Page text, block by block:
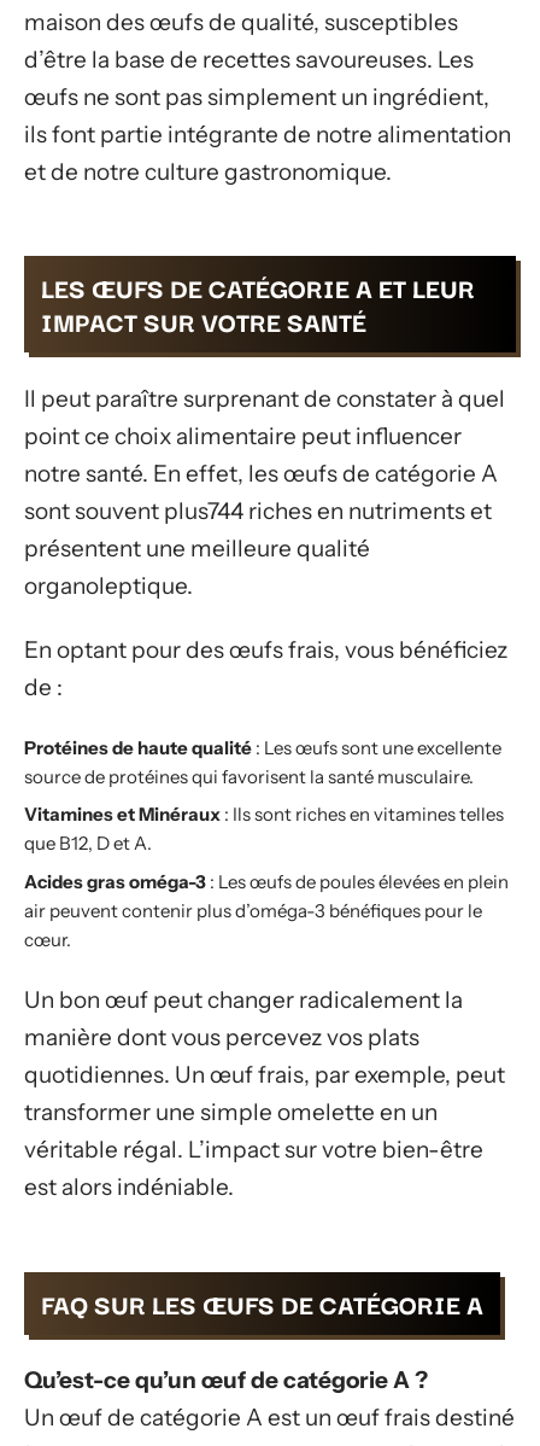
maison des œufs de qualité, susceptibles
d’être la base de recettes savoureuses. Les
œufs ne sont pas simplement un ingrédient,
ils font partie intégrante de notre alimentation
et de notre culture gastronomique.
LES ŒUFS DE CATÉGORIE A ET LEUR
IMPACT SUR VOTRE SANTÉ
Il peut paraître surprenant de constater à quel
point ce choix alimentaire peut influencer
notre santé. En effet, les œufs de catégorie A
sont souvent plus744 riches en nutriments et
présentent une meilleure qualité
organoleptique.
En optant pour des œufs frais, vous bénéficiez
de :
Protéines de haute qualité : Les œufs sont une excellente
source de protéines qui favorisent la santé musculaire.
Vitamines et Minéraux : Ils sont riches en vitamines telles
que B12, D et A.
Acides gras oméga-3 : Les œufs de poules élevées en plein
air peuvent contenir plus d’oméga-3 bénéfiques pour le
cœur.
Un bon œuf peut changer radicalement la
manière dont vous percevez vos plats
quotidiennes. Un œuf frais, par exemple, peut
transformer une simple omelette en un
véritable régal. L’impact sur votre bien-être
est alors indéniable.
FAQ SUR LES ŒUFS DE CATÉGORIE A
Qu’est-ce qu’un œuf de catégorie A ?
Un œuf de catégorie A est un œuf frais destiné